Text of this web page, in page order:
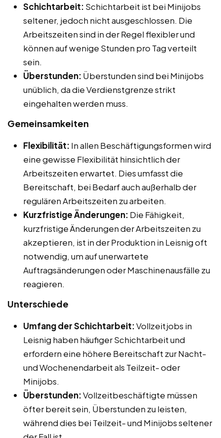
Schichtarbeit: Schichtarbeit ist bei Minijobs
seltener, jedoch nicht ausgeschlossen. Die
Arbeitszeiten sind in der Regel flexibler und
können auf wenige Stunden pro Tag verteilt
sein.
Überstunden: Überstunden sind bei Minijobs
unüblich, da die Verdienstgrenze strikt
eingehalten werden muss.
Gemeinsamkeiten
Flexibilität: In allen Beschäftigungsformen wird
eine gewisse Flexibilität hinsichtlich der
Arbeitszeiten erwartet. Dies umfasst die
Bereitschaft, bei Bedarf auch außerhalb der
regulären Arbeitszeiten zu arbeiten.
Kurzfristige Änderungen: Die Fähigkeit,
kurzfristige Änderungen der Arbeitszeiten zu
akzeptieren, ist in der Produktion in Leisnig oft
notwendig, um auf unerwartete
Auftragsänderungen oder Maschinenausfälle zu
reagieren.
Unterschiede
Umfang der Schichtarbeit:Vollzeitjobs in
Leisnig haben häufiger Schichtarbeit und
erfordern eine höhere Bereitschaft zur Nacht-
und Wochenendarbeit als Teilzeit- oder
Minijobs.
Überstunden:Vollzeitbeschäftigte müssen
öfter bereit sein, Überstunden zu leisten,
während dies bei Teilzeit- und Minijobs seltener